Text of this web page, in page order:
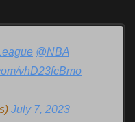
@NBA
vhD23fcBmo
July 7, 2023